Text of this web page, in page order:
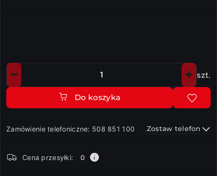
Ilość szt.
Do koszyka
Zamówienie telefoniczne: 508 851 100 Zostaw telefon
i
Cena przesyłki: 0